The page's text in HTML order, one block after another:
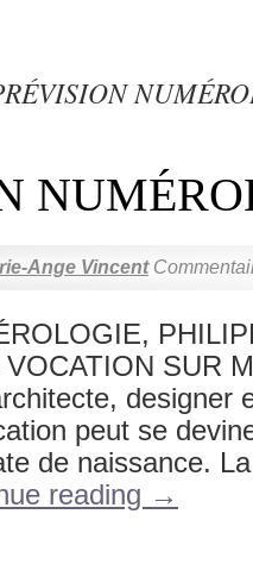
Ange Vincent
VOCATION SUR
designer
peut se
de naissance.
reading →